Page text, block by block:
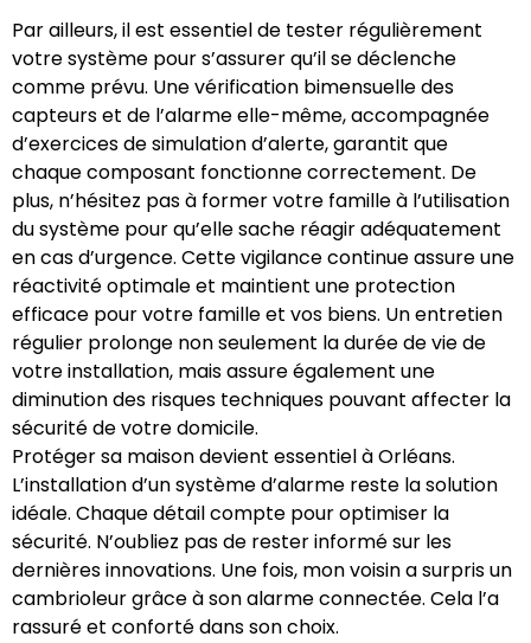
Par ailleurs, il est essentiel de tester régulièrement
votre système pour s’assurer qu’il se déclenche
comme prévu. Une vérification bimensuelle des
capteurs et de l’alarme elle-même, accompagnée
d’exercices de simulation d’alerte, garantit que
chaque composant fonctionne correctement. De
plus, n’hésitez pas à former votre famille à l’utilisation
du système pour qu’elle sache réagir adéquatement
en cas d’urgence. Cette vigilance continue assure une
réactivité optimale et maintient une protection
efficace pour votre famille et vos biens. Un entretien
régulier prolonge non seulement la durée de vie de
votre installation, mais assure également une
diminution des risques techniques pouvant affecter la
sécurité de votre domicile.
Protéger sa maison devient essentiel à Orléans.
L’installation d’un système d’alarme reste la solution
idéale. Chaque détail compte pour optimiser la
sécurité. N’oubliez pas de rester informé sur les
dernières innovations. Une fois, mon voisin a surpris un
cambrioleur grâce à son alarme connectée. Cela l’a
rassuré et conforté dans son choix.